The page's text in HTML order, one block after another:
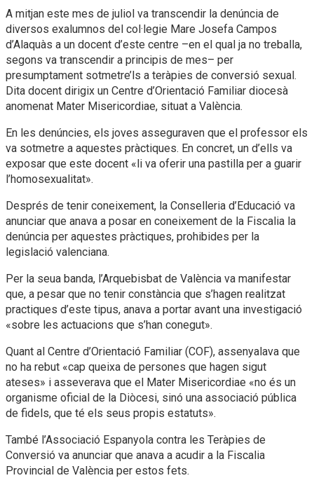
A mitjan este mes de juliol va transcendir la denúncia de
diversos exalumnos del col·legie Mare Josefa Campos
d’Alaquàs a un docent d’este centre –en el qual ja no treballa,
segons va transcendir a principis de mes– per
presumptament sotmetre’ls a teràpies de conversió sexual.
Dita docent dirigix un Centre d’Orientació Familiar diocesà
anomenat Mater Misericordiae, situat a València.
En les denúncies, els joves asseguraven que el professor els
va sotmetre a aquestes pràctiques. En concret, un d’ells va
exposar que este docent «li va oferir una pastilla per a guarir
l’homosexualitat».
Després de tenir coneixement, la Conselleria d’Educació va
anunciar que anava a posar en coneixement de la Fiscalia la
denúncia per aquestes pràctiques, prohibides per la
legislació valenciana.
Per la seua banda, l’Arquebisbat de València va manifestar
que, a pesar que no tenir constància que s’hagen realitzat
practiques d’este tipus, anava a portar avant una investigació
«sobre les actuacions que s’han conegut».
Quant al Centre d’Orientació Familiar (COF), assenyalava que
no ha rebut «cap queixa de persones que hagen sigut
ateses» i asseverava que el Mater Misericordiae «no és un
organisme oficial de la Diòcesi, sinó una associació pública
de fidels, que té els seus propis estatuts».
També l’Associació Espanyola contra les Teràpies de
Conversió va anunciar que anava a acudir a la Fiscalia
Provincial de València per estos fets.